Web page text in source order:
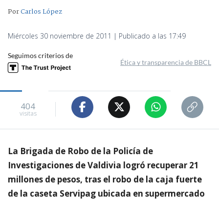
PorCarlos López
Miércoles 30 noviembre de 2011 | Publicado a las 17:49
Seguimos criterios de
Ética y transparencia de BBCL
404
visitas
La Brigada de Robo de la Policía de
Investigaciones de Valdivia logró recuperar 21
millones de pesos, tras el robo de la caja fuerte
de la caseta Servipag ubicada en supermercado